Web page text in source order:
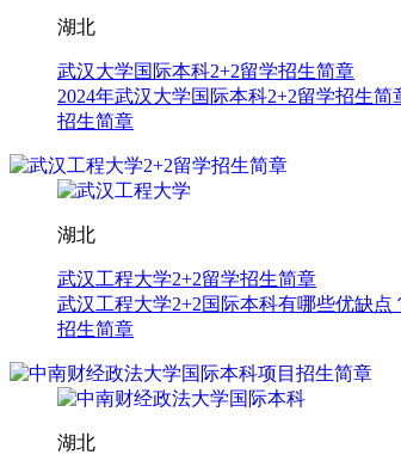
湖北
武汉大学国际本科2+2留学招生简章
2024年武汉大学国际本科2+2留学招生简
招生简章
湖北
武汉工程大学2+2留学招生简章
武汉工程大学2+2国际本科有哪些优缺点
招生简章
湖北